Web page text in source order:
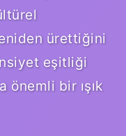
ürettiğini
eşitliği
önemli bir ışık